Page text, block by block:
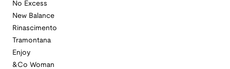
No Excess
New Balance
Rinascimento
Tramontana
Enjoy
&Co Woman